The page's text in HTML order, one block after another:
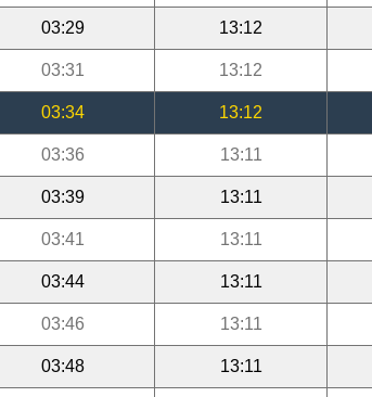
03:29 13:12
03:31 13:12
03:34 13:12
03:36 13:11
03:39 13:11
03:41 13:11
03:44 13:11
03:46 13:11
03:48 13:11